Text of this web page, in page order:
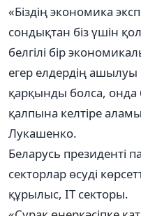
«Біздің экономика
сондықтан біз үшін
белгілі бір
егер елдердің ашылуы
қарқынды болса, онда
қалпына келтіре
Лукашенко.
Беларусь президенті
секторлар өсуді
құрылыс, ІТ секторы.